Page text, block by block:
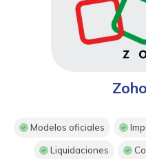
Modelos oficiales
Liquidaciones